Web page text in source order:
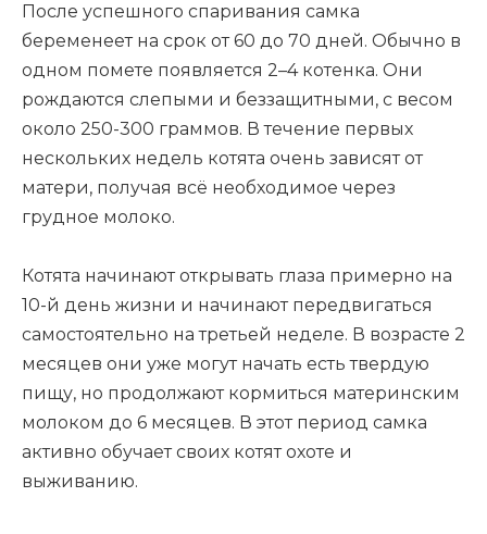
После успешного спаривания самка
беременеет на срок от 60 до 70 дней. Обычно в
одном помете появляется 2–4 котенка. Они
рождаются слепыми и беззащитными, с весом
около 250-300 граммов. В течение первых
нескольких недель котята очень зависят от
матери, получая всё необходимое через
грудное молоко.
Котята начинают открывать глаза примерно на
10-й день жизни и начинают передвигаться
самостоятельно на третьей неделе. В возрасте 2
месяцев они уже могут начать есть твердую
пищу, но продолжают кормиться материнским
молоком до 6 месяцев. В этот период самка
активно обучает своих котят охоте и
выживанию.